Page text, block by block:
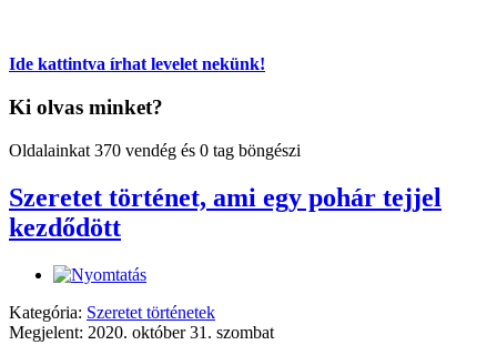
Ide kattintva írhat levelet nekünk!
Ki olvas minket?
Oldalainkat 370 vendég és 0 tag böngészi
Szeretet történet, ami egy pohár tejjel
kezdődött
Kategória: Szeretet történetek
Megjelent: 2020. október 31. szombat